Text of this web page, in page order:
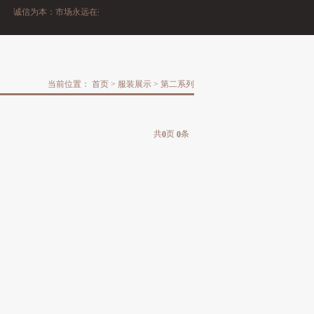
诚信为本：市场永远在变，诚信永远不变。
当前位置： 首页 > 服装展示 > 第二系列
共0页0条